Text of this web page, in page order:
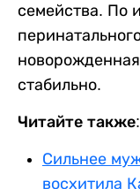
семейства. По
стабильно.
Читайте также:
Сильнее
восхитила